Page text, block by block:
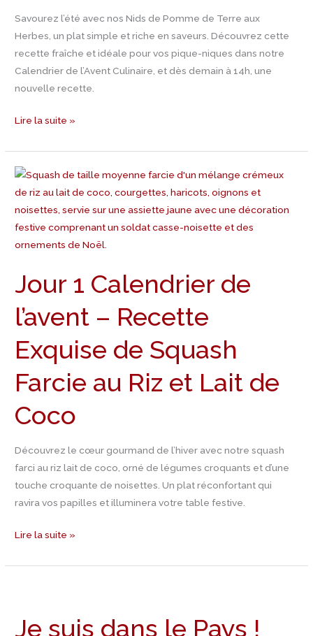
Savourez l’été avec nos Nids de Pomme de Terre aux
Herbes, un plat simple et riche en saveurs. Découvrez cette
recette fraîche et idéale pour vos pique-niques dans notre
Calendrier de l’Avent Culinaire, et dès demain à 14h, une
nouvelle recette.
de
Terre
aux
Herbes
du
Lire la suite »
Jour 1 Calendrier de
l’avent – Recette
Exquise de Squash
Farcie au Riz et Lait de
Coco
Découvrez le cœur gourmand de l’hiver avec notre squash
farci au riz lait de coco, orné de légumes croquants et d’une
touche croquante de noisettes. Un plat réconfortant qui
ravira vos papilles et illuminera votre table festive.
Jour
1
Calendrier
de
l’avent
Recette
Exquise
de
Farcie
Riz
Lait
Coco
Lire la suite »
Je suis dans le Pays !
dans